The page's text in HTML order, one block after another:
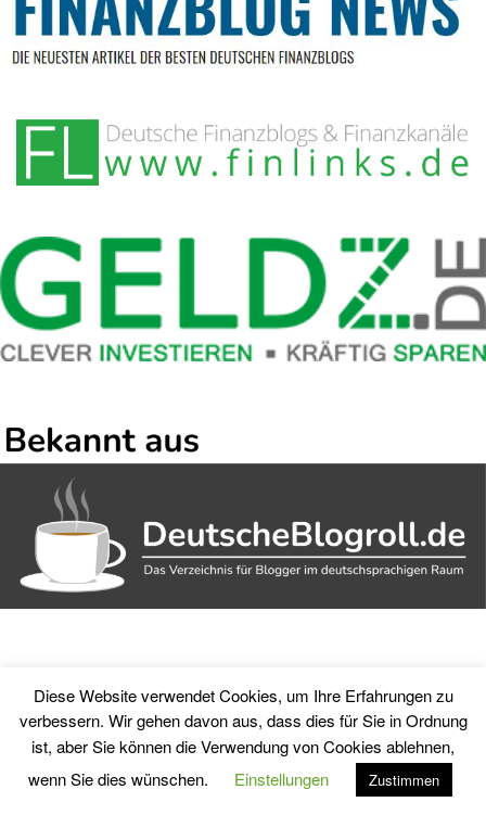
Diese Website verwendet Cookies, um Ihre Erfahrungen zu
verbessern. Wir gehen davon aus, dass dies für Sie in Ordnung
ist, aber Sie können die Verwendung von Cookies ablehnen,
wenn Sie dies wünschen.
Einstellungen Zustimmen